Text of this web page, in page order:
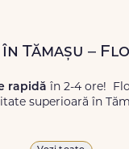
Tămașu –
rapidă în 2-4 ore!
superioară în